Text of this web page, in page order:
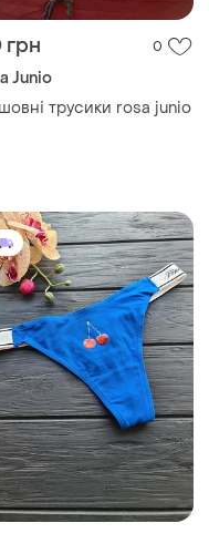
грн 0
Junio
трусики rosa junio